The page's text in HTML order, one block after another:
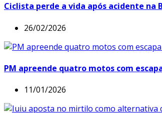
Ciclista perde a vida após acidente na
26/02/2026
PM apreende quatro motos com
11/01/2026